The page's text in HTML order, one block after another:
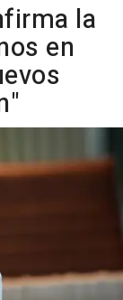
la
en